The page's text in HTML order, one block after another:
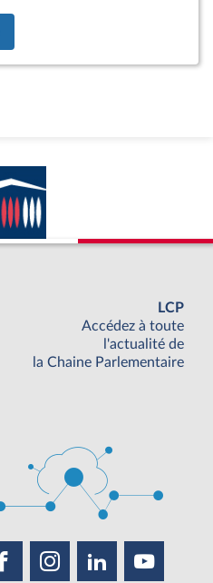
LCP
Accédez à toute
l'actualité de
la Chaine Parlementaire